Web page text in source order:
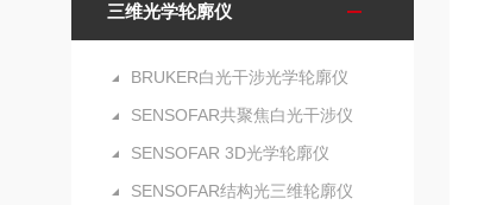
三维光学轮廓仪
BRUKER白光干涉光学轮廓仪
SENSOFAR共聚焦白光干涉仪
SENSOFAR 3D光学轮廓仪
SENSOFAR结构光三维轮廓仪